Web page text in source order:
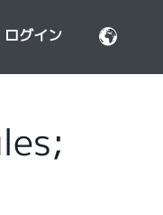
ログイン